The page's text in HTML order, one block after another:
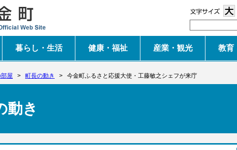
暮らし・生活 健康・福祉 産業・観光 教育
屋 > 町長の動き > 今金町ふるさと応援大使・工藤敏之シェフが来庁
動き